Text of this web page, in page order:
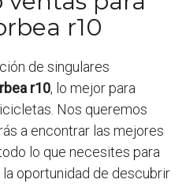
r10
de singulares
r10, lo mejor para
Nos queremos
a encontrar las mejores
lo que necesites para
oportunidad de descubrir